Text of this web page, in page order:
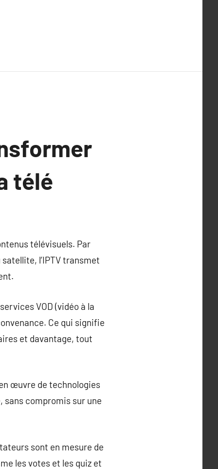
télé
télévisuels. Par
l’IPTV transmet
VOD (vidéo à la
Ce qui signifie
et davantage, tout
œuvre de technologies
sans compromis sur une
sont en mesure de
les votes et les quiz et